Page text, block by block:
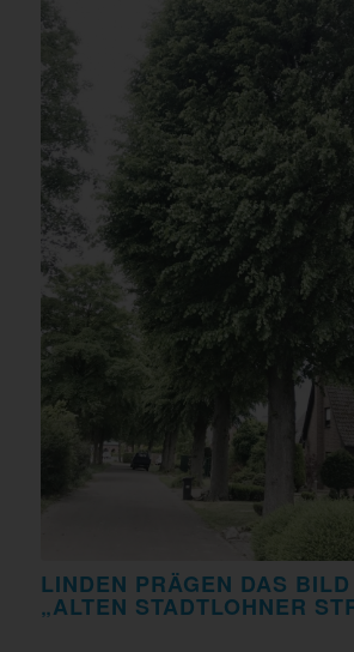
LINDEN PRÄGEN DAS
„ALTEN STADTLOHNER